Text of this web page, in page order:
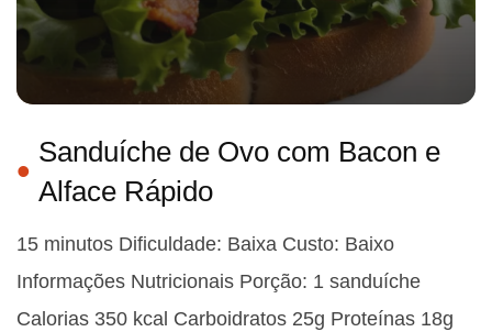
Sanduíche de Ovo com Bacon e
Alface Rápido
15 minutos Dificuldade: Baixa Custo: Baixo
Informações Nutricionais Porção: 1 sanduíche
Calorias 350 kcal Carboidratos 25g Proteínas 18g